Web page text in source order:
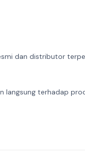
dan distributor
langsung terhadap